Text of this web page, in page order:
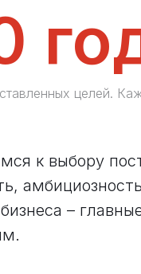
целей.
к выбору
–